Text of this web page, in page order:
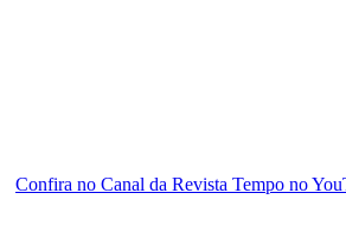
Confira no Canal da Revista Tempo no